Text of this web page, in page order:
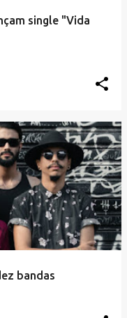
single "Vida
bandas